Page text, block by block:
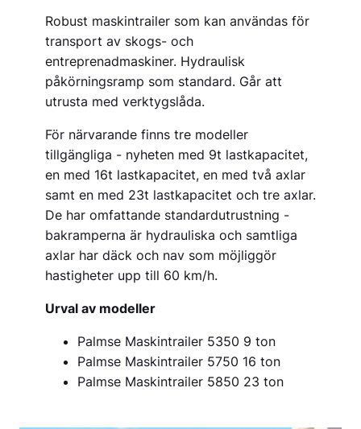
Robust maskintrailer som kan användas för
transport av skogs- och
entreprenadmaskiner. Hydraulisk
påkörningsramp som standard. Går att
utrusta med verktygslåda.
För närvarande finns tre modeller
tillgängliga - nyheten med 9t lastkapacitet,
en med 16t lastkapacitet, en med två axlar
samt en med 23t lastkapacitet och tre axlar.
De har omfattande standardutrustning -
bakramperna är hydrauliska och samtliga
axlar har däck och nav som möjliggör
hastigheter upp till 60 km/h.
Urval av modeller
Palmse Maskintrailer 5350 9 ton
Palmse Maskintrailer 5750 16 ton
Palmse Maskintrailer 5850 23 ton